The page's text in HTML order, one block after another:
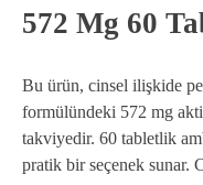
572 Mg 60
Bu ürün, cinsel ilişkide
formülündeki 572 mg
takviyedir. 60 tabletlik
pratik bir seçenek sunar.